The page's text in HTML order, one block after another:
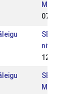
07 Jul
SE:
nivå 2
12 May
SE: